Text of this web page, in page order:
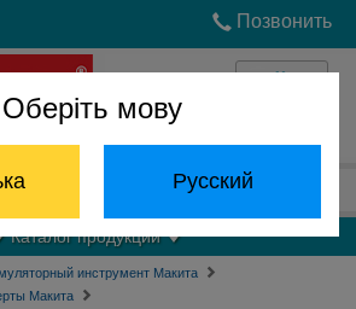
Оберіть мову
Русский
Позвонить
Войти
(068) 824-24-24
Каталог продукции
инструмент Макита
Макита